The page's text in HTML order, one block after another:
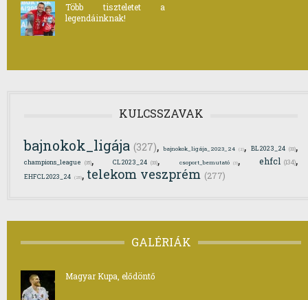
Több tiszteletet a
legendáinknak!
KULCSSZAVAK
bajnokok_ligája (327),bajnokok_ligája_2023_24 (2), BL2023_24 (33),
champions_league (35),CL2023_24 (33), csoport_bemutató (3),ehfcl (134),
EHFCL2023_24 (25), telekom veszprém (277)
GALÉRIÁK
Magyar Kupa, elődöntő